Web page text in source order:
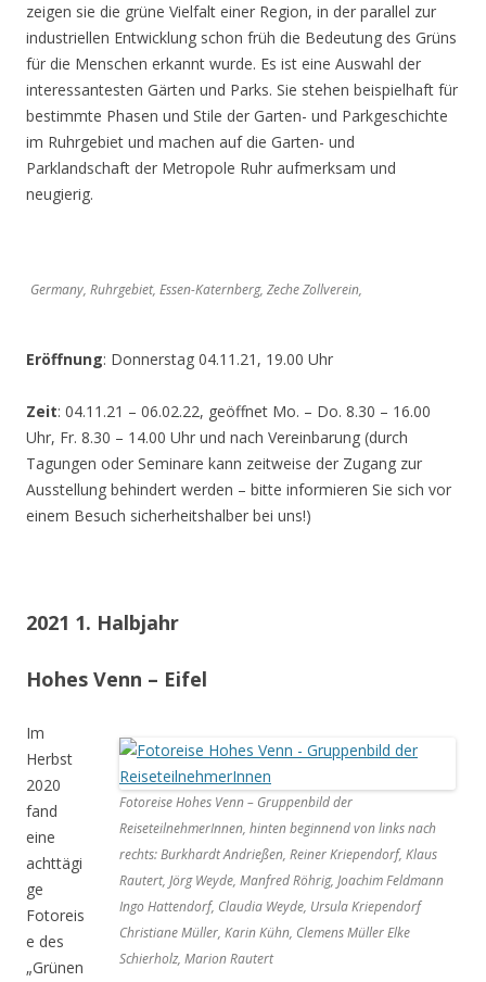
zeigen sie die grüne Vielfalt einer Region, in der parallel zur
industriellen Entwicklung schon früh die Bedeutung des Grüns
für die Menschen erkannt wurde. Es ist eine Auswahl der
interessantesten Gärten und Parks. Sie stehen beispielhaft für
bestimmte Phasen und Stile der Garten- und Parkgeschichte
im Ruhrgebiet und machen auf die Garten- und
Parklandschaft der Metropole Ruhr aufmerksam und
neugierig.
Germany, Ruhrgebiet, Essen-Katernberg, Zeche Zollverein,
Eröffnung: Donnerstag 04.11.21, 19.00 Uhr
Zeit: 04.11.21 – 06.02.22, geöffnet Mo. – Do. 8.30 – 16.00
Uhr, Fr. 8.30 – 14.00 Uhr und nach Vereinbarung (durch
Tagungen oder Seminare kann zeitweise der Zugang zur
Ausstellung behindert werden – bitte informieren Sie sich vor
einem Besuch sicherheitshalber bei uns!)
2021 1. Halbjahr
Hohes Venn – Eifel
Fotoreise Hohes Venn – Gruppenbild der
ReiseteilnehmerInnen, hinten beginnend von links nach
rechts: Burkhardt Andrießen, Reiner Kriependorf, Klaus
Rautert, Jörg Weyde, Manfred Röhrig, Joachim Feldmann
Ingo Hattendorf, Claudia Weyde, Ursula Kriependorf
Christiane Müller, Karin Kühn, Clemens Müller Elke
Schierholz, Marion Rautert
Im
Herbst
2020
fand
eine
achttägi
ge
Fotoreis
e des
„Grünen